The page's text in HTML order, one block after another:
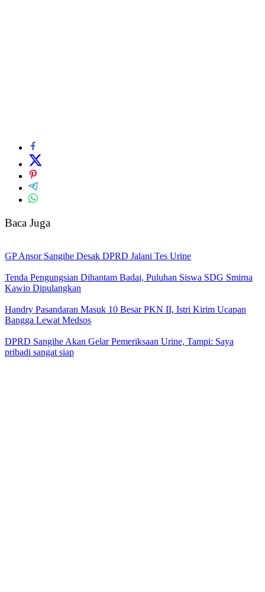
Baca Juga
GP Ansor Sangihe Desak DPRD Jalani Tes Urine
Tenda Pengungsian Dihantam Badai, Puluhan Siswa SDG Smirna
Kawio Dipulangkan
Handry Pasandaran Masuk 10 Besar PKN II, Istri Kirim Ucapan
Bangga Lewat Medsos
DPRD Sangihe Akan Gelar Pemeriksaan Urine, Tampi: Saya
pribadi sangat siap